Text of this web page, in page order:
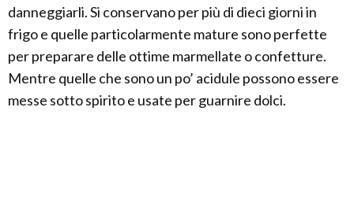
danneggiarli. Si conservano per più di dieci giorni in
frigo e quelle particolarmente mature sono perfette
per preparare delle ottime marmellate o confetture.
Mentre quelle che sono un po’ acidule possono essere
messe sotto spirito e usate per guarnire dolci.